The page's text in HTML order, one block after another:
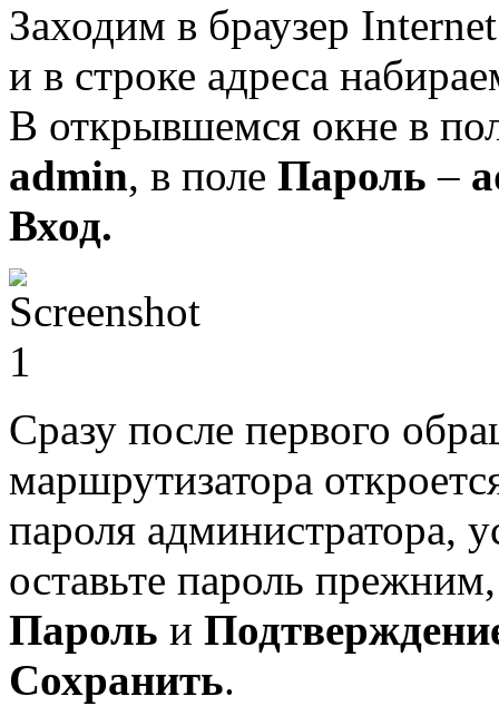
Заходим в браузер
и в строке адреса
В открывшемся окне в
admin, в поле Пароль –
Вход.
Сразу после первого
маршрутизатора
пароля администратора,
оставьте пароль
Пароль и
Сохранить.